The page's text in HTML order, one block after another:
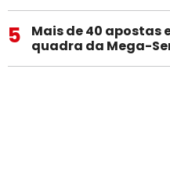
5
Mais de 40 apostas
quadra da Mega-